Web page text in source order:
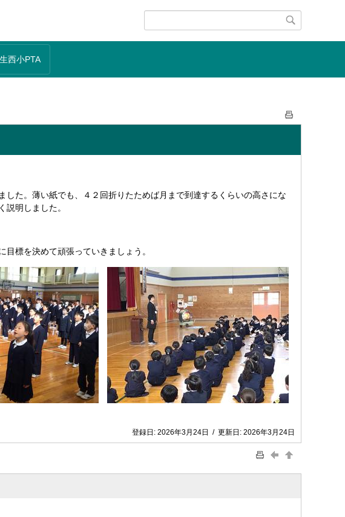
西小PTA
た。薄い紙でも、４２回折りたためば月まで到達するくらいの高さにな
明しました。
標を決めて頑張っていきましょう。
登録日: 2026年3月24日 / 更新日: 2026年3月24日